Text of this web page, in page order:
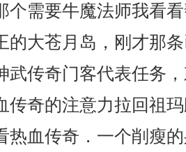
个需要牛魔法师我看
的大苍月岛，刚才那
武传奇门客代表任务
传奇的注意力拉回祖
热血传奇．一个削瘦